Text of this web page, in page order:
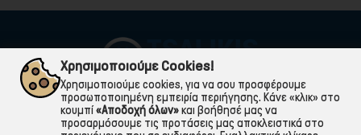
Χρησιμοποιούμε Cookies!
Χρησιμοποιούμε cookies, για να σου προσφέρουμε
προσωποποιημένη εμπειρία περιήγησης. Κάνε «κλικ» στο
κουμπί«Αποδοχή όλων»και βοήθησέ μας να
προσαρμόσουμε τις προτάσεις μας αποκλειστικά στο